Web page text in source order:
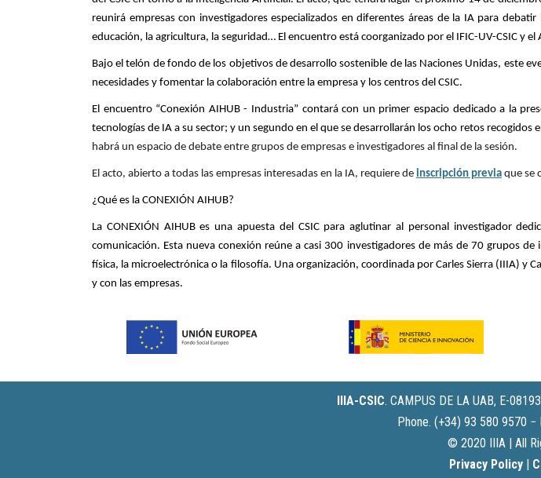
reunirá empresas con investigadores especializados en diferentes áreas de la IA para
educación, la agricultura, la seguridad… El encuentro está coorganizado por el IFIC-UV-CSIC y el
Bajo el telón de fondo de los objetivos de desarrollo sostenible de las Naciones Unidas, este
necesidades y fomentar la colaboración entre la empresa y los centros del CSIC.
El encuentro “Conexión AIHUB - Industria” contará con un primer espacio dedicado a la
tecnologías de IA a su sector; y un segundo en el que sedesarrollarán los ocho retos recogidos
habrá un espacio de debate entre grupos de empresas e investigadores al final de la sesión.
El acto, abierto a todas las empresas interesadas en la IA, requiere de inscripción previa que se
¿Qué es la CONEXIÓN AIHUB?
La CONEXIÓN AIHUB es una apuesta del CSIC para aglutinar al personal investigador
comunicación. Esta nueva conexión reúne a casi 300 investigadores de más de 70 grupos
física, la microelectrónica o la filosofía. Una organización, coordinada por Carles Sierra (IIIA) y
y con las empresas.
IIIA-CSIC. CAMPUS DE LA UAB, E-
Phone. (+34) 93 580 9570
© 2020 IIIA | All
Privacy Policy |